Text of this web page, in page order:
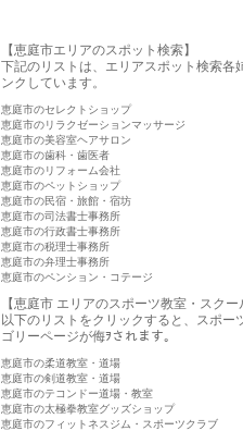
【恵庭市エリアのスポット検索】
下記のリストは、エリアスポット検索各
ンクしています。
恵庭市のセレクトショップ
恵庭市のリラクゼーションマッサージ
恵庭市の美容室ヘアサロン
恵庭市の歯科・歯医者
恵庭市のリフォーム会社
恵庭市のペットショップ
恵庭市の民宿・旅館・宿坊
恵庭市の司法書士事務所
恵庭市の行政書士事務所
恵庭市の税理士事務所
恵庭市の弁理士事務所
恵庭市のペンション・コテージ
【恵庭市 エリアのスポーツ教室・スクー
以下のリストをクリックすると、スポ
ゴリーページが侮ｦされます。
恵庭市の柔道教室・道場
恵庭市の剣道教室・道場
恵庭市のテコンドー道場・教室
恵庭市の太極拳教室グッズショップ
恵庭市のフィットネスジム・スポーツクラブ